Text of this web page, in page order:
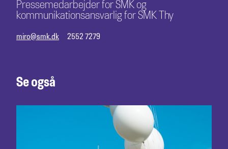
Pressemedarbejder for SMK og
kommunikationsansvarlig for SMK Thy
miro@smk.dk 2552 7279
Se også